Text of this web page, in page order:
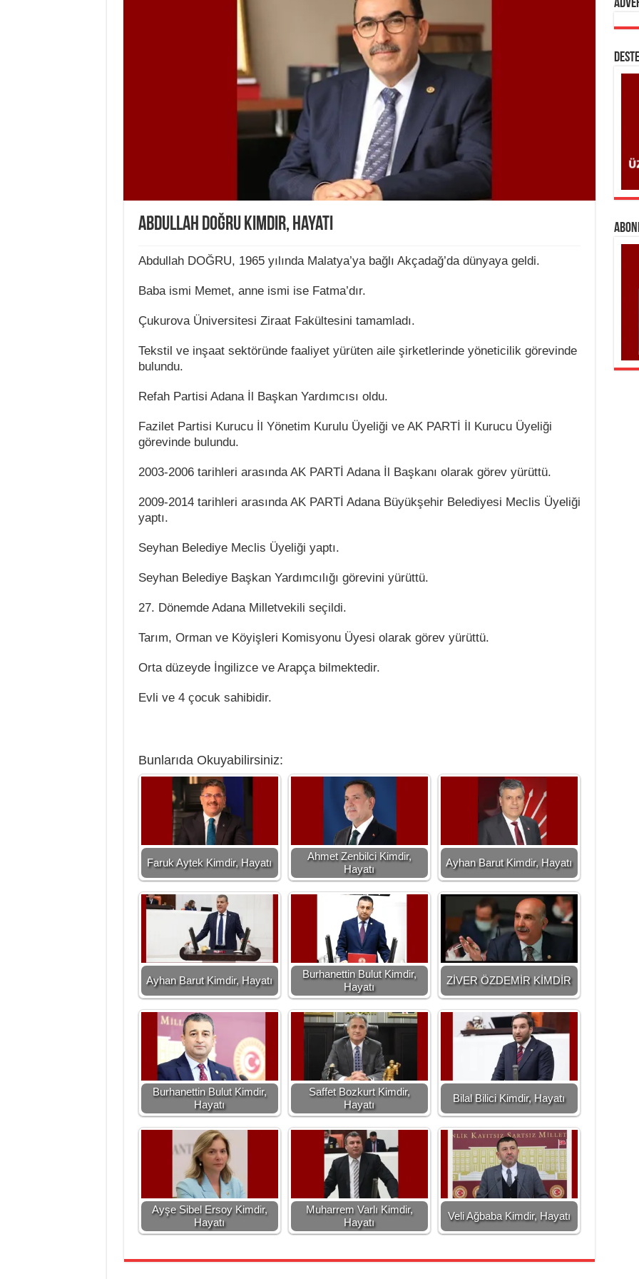
Abdullah Doğru Kimdir, Hayatı
Abdullah DOĞRU, 1965 yılında Malatya’ya bağlı Akçadağ’da dünyaya geldi.
Baba ismi Memet, anne ismi ise Fatma’dır.
Çukurova Üniversitesi Ziraat Fakültesini tamamladı.
Tekstil ve inşaat sektöründe faaliyet yürüten aile şirketlerinde yöneticilik görevinde
bulundu.
Refah Partisi Adana İl Başkan Yardımcısı oldu.
Fazilet Partisi Kurucu İl Yönetim Kurulu Üyeliği ve AK PARTİ İl Kurucu Üyeliği
görevinde bulundu.
2003-2006 tarihleri arasında AK PARTİ Adana İl Başkanı olarak görev yürüttü.
2009-2014 tarihleri arasında AK PARTİ Adana Büyükşehir Belediyesi Meclis Üyeliği
yaptı.
Seyhan Belediye Meclis Üyeliği yaptı.
Seyhan Belediye Başkan Yardımcılığı görevini yürüttü.
27. Dönemde Adana Milletvekili seçildi.
Tarım, Orman ve Köyişleri Komisyonu Üyesi olarak görev yürüttü.
Orta düzeyde İngilizce ve Arapça bilmektedir.
Evli ve 4 çocuk sahibidir.
Bunlarıda Okuyabilirsiniz:
Faruk Aytek Kimdir, Hayatı
Ahmet Zenbilci Kimdir,
Hayatı
Ayhan Barut Kimdir, Hayatı
Ayhan Barut Kimdir, Hayatı
Burhanettin Bulut Kimdir,
Hayatı
ZİVER ÖZDEMİR KİMDİR
Burhanettin Bulut Kimdir,
Hayatı
Saffet Bozkurt Kimdir,
Hayatı
Bilal Bilici Kimdir, Hayatı
Ayşe Sibel Ersoy Kimdir,
Hayatı
Muharrem Varlı Kimdir,
Hayatı
Veli Ağbaba Kimdir, Hayatı